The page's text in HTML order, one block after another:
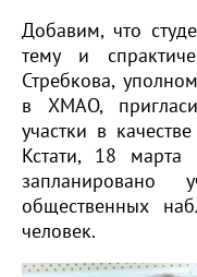
Добавим, что
тему и
Стребкова,
в ХМАО,
участки в
Кстати, 18
запланировано
общественных
человек.